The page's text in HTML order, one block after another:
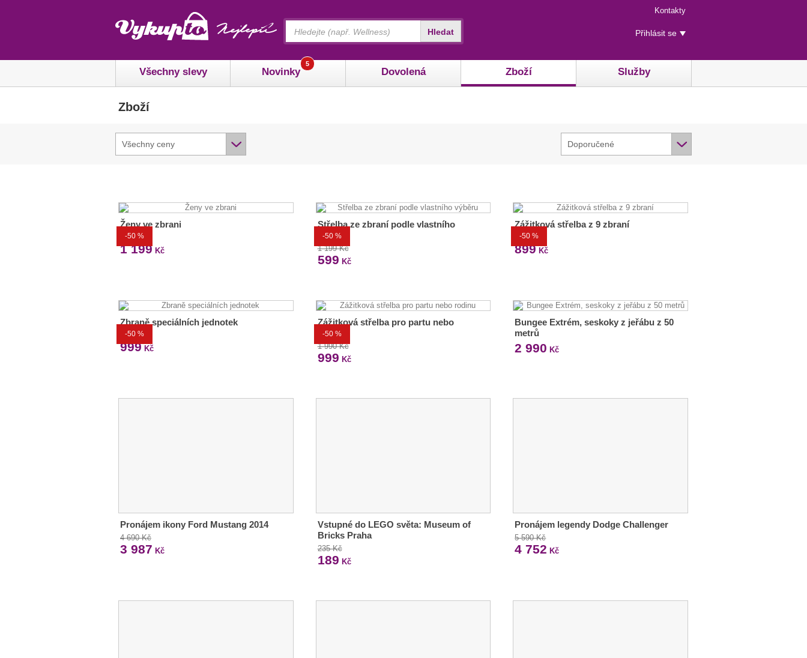
Menu
rychlého
přístupu
Kontakty
Uživatelské
menu
Přihlásit se
Všechny slevy Novinky
5
Dovolená Zboží Služby
Hledat
Zboží
Všechny ceny Doporučené
-50 %
Ženy ve zbrani
2 399 Kč
1 199 Kč
-50 %
Střelba ze zbraní podle vlastního
výběru
1 199 Kč
599 Kč
-50 %
Zážitková střelba z 9 zbraní
1 799 Kč
899 Kč
-50 %
Zbraně speciálních jednotek
1 999 Kč
999 Kč
-50 %
Zážitková střelba pro partu nebo
rodinu
1 990 Kč
999 Kč
Bungee Extrém, seskoky z jeřábu z 50
metrů
2 990 Kč
Pronájem ikony Ford Mustang 2014
4 690 Kč
3 987 Kč
Vstupné do LEGO světa: Museum of
Bricks Praha
235 Kč
189 Kč
Pronájem legendy Dodge Challenger
5 590 Kč
4 752 Kč